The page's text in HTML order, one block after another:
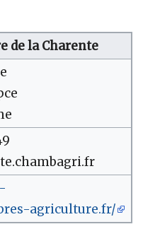
de la Charente
agriculture.fr/